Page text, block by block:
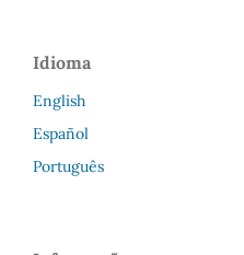
Idioma
English
Español
Português